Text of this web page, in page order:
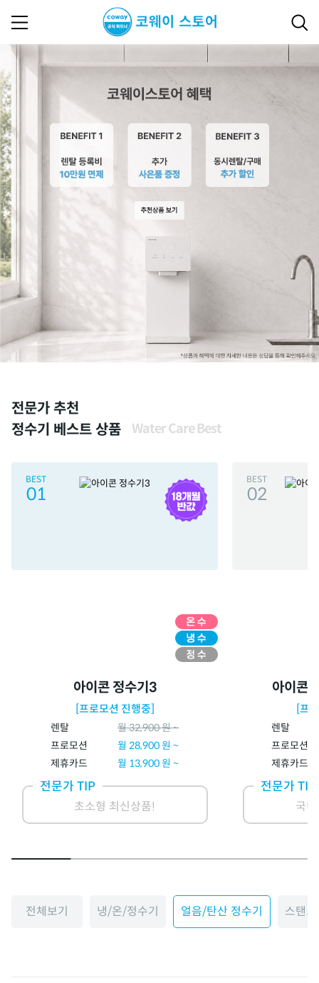
전문가 추천
정수기 베스트 상품
Water Care Best
BEST
01
아이콘 정수기3
[프로모션 진행중]
렌탈 월32,900원 ~
프로모션
월28,900원 ~
제휴카드
월 13,900원 ~
전문가 TIP
초소형 최신상품!
BEST
02
아이콘
[프
렌탈
프로모션
제휴카드
전문가 TIP
국
전체보기 냉/온/정수기 얼음/탄산 정수기 스탠